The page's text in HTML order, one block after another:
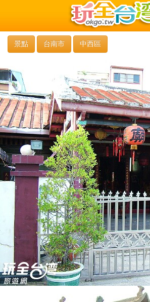
景點 台南市 中西區